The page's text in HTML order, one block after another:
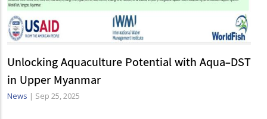
Unlocking Aquaculture Potential with Aqua-DST
in Upper Myanmar
News | Sep 25, 2025